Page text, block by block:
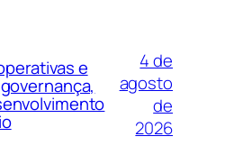
e
4 de
agosto
de
2026